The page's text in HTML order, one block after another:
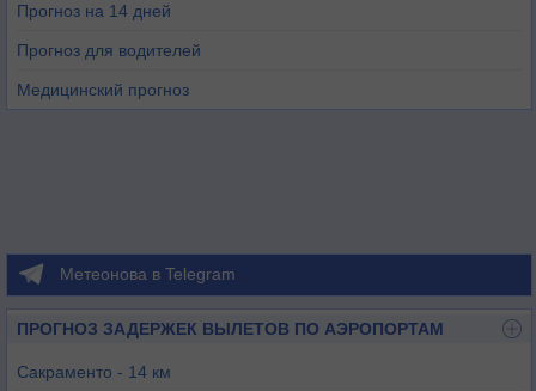
Прогноз на 14 дней
Прогноз для водителей
Медицинский прогноз
Метеонова в Telegram
ПРОГНОЗ ЗАДЕРЖЕК ВЫЛЕТОВ ПО АЭРОПОРТАМ
Сакраменто - 14 км